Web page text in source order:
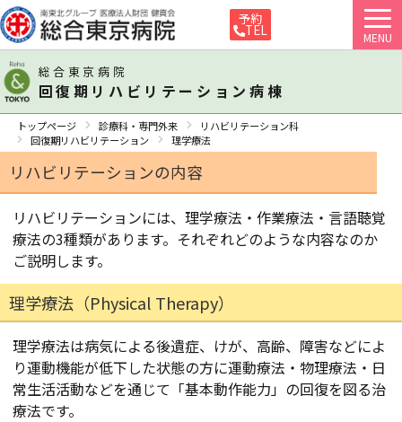
予約
TEL MENU
総合東京病院
回復期リハビリテーション病棟
トップページ 診療科・専門外来
リハビリテーション科
回復期リハビリテーション
理学療法
リハビリテーションの内容
リハビリテーションには、理学療法・作業療法・言語聴覚
療法の3種類があります。それぞれどのような内容なのか
ご説明します。
理学療法（Physical Therapy）
理学療法は病気による後遺症、けが、高齢、障害などによ
り運動機能が低下した状態の方に運動療法・物理療法・日
常生活活動などを通じて「基本動作能力」の回復を図る治
療法です。